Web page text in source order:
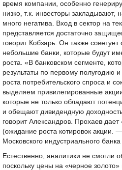
время компании, особенно
низко, т.к. инвесторы закладывают,
много негатива. Вход в сектор на
представляется достаточно
говорит Кобзарь. Он также
небольшие банки, которые будут
роста. «В банковском сегменте,
результаты по первому полугодию
роста потребительского спроса и
выделяем привилегированные
которые не только обладают
и обещают дивидендную
говорит Александров. Прохаев
(ожидание роста котировок акции.
Московского индустриального
Естественно, аналитики не смогли
поскольку цены на «черное